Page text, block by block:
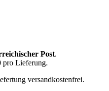
Post.
pro Lieferung.
versandkostenfrei.